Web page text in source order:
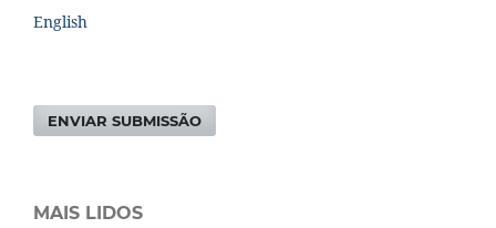
English
ENVIAR SUBMISSÃO
MAIS LIDOS